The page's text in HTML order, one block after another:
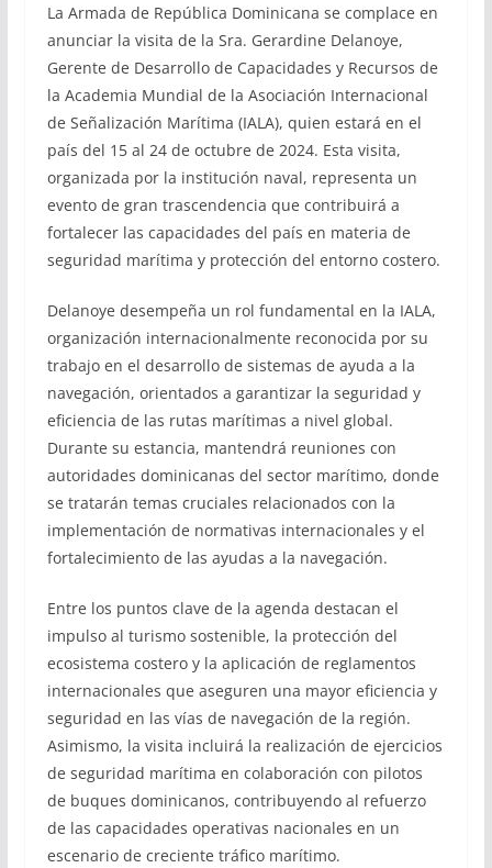
La Armada de República Dominicana se complace en
anunciar la visita de la Sra. Gerardine Delanoye,
Gerente de Desarrollo de Capacidades y Recursos de
la Academia Mundial de la Asociación Internacional
de Señalización Marítima (IALA), quien estará en el
país del 15 al 24 de octubre de 2024. Esta visita,
organizada por la institución naval, representa un
evento de gran trascendencia que contribuirá a
fortalecer las capacidades del país en materia de
seguridad marítima y protección del entorno costero.
Delanoye desempeña un rol fundamental en la IALA,
organización internacionalmente reconocida por su
trabajo en el desarrollo de sistemas de ayuda a la
navegación, orientados a garantizar la seguridad y
eficiencia de las rutas marítimas a nivel global.
Durante su estancia, mantendrá reuniones con
autoridades dominicanas del sector marítimo, donde
se tratarán temas cruciales relacionados con la
implementación de normativas internacionales y el
fortalecimiento de las ayudas a la navegación.
Entre los puntos clave de la agenda destacan el
impulso al turismo sostenible, la protección del
ecosistema costero y la aplicación de reglamentos
internacionales que aseguren una mayor eficiencia y
seguridad en las vías de navegación de la región.
Asimismo, la visita incluirá la realización de ejercicios
de seguridad marítima en colaboración con pilotos
de buques dominicanos, contribuyendo al refuerzo
de las capacidades operativas nacionales en un
escenario de creciente tráfico marítimo.